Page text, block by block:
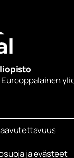
Eurooppalainen
ja evästeet